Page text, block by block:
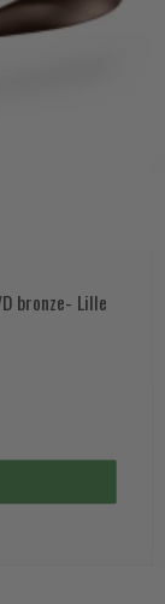
bronze- Lille